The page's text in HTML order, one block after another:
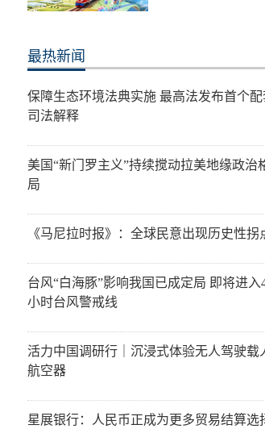
最热新闻
保障生态环境法典实施 最高法发布首个配
司法解释
美国“新门罗主义”持续搅动拉美地缘政治
局
《马尼拉时报》：全球民意出现历史性拐
台风“白海豚”影响我国已成定局 即将进入
小时台风警戒线
活力中国调研行｜沉浸式体验无人驾驶载
航空器
星展银行：人民币正成为更多贸易结算选